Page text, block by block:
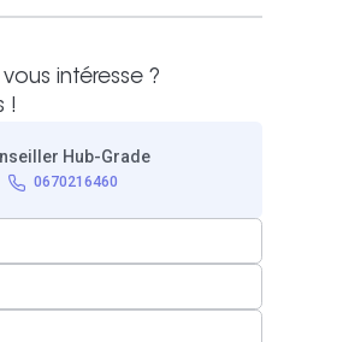
intéresse ?
!
Hub-Grade
0670216460